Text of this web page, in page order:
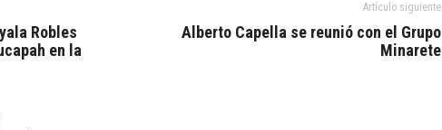
Robles
en la
Artículo siguiente
Alberto Capella se reunió con el Grupo
Minarete